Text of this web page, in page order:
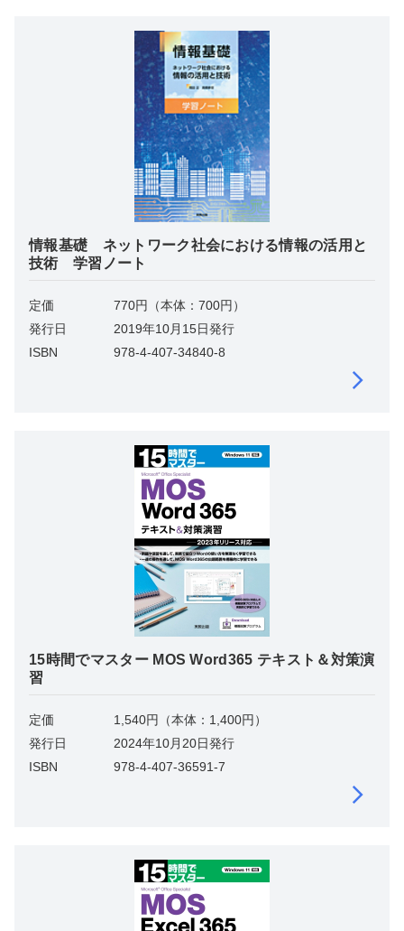
情報基礎 ネットワーク社会における情報の活用と
技術 学習ノート
定価
770円（本体：700円）
発行日
2019年10月15日発行
ISBN
978-4-407-34840-8
15時間でマスター MOS Word365 テキスト＆対策演
習
定価
1,540円（本体：1,400円）
発行日
2024年10月20日発行
ISBN
978-4-407-36591-7